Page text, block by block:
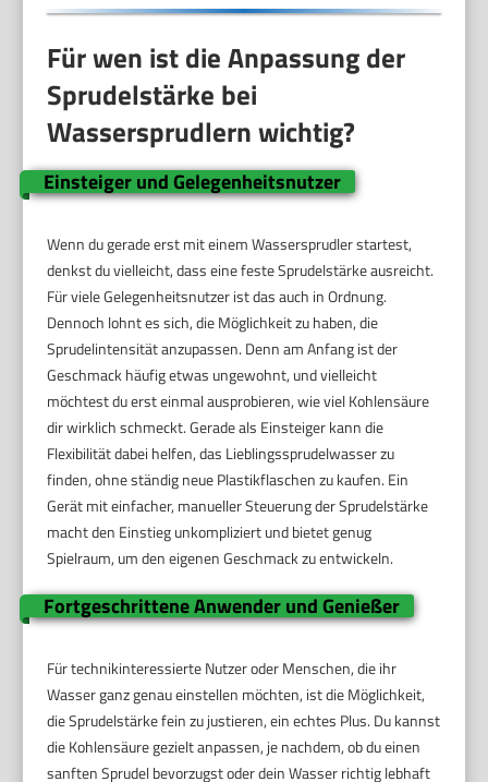
Für wen ist die Anpassung der
Sprudelstärke bei
Wassersprudlern wichtig?
Einsteiger und Gelegenheitsnutzer
Wenn du gerade erst mit einem Wassersprudler startest,
denkst du vielleicht, dass eine feste Sprudelstärke ausreicht.
Für viele Gelegenheitsnutzer ist das auch in Ordnung.
Dennoch lohnt es sich, die Möglichkeit zu haben, die
Sprudelintensität anzupassen. Denn am Anfang ist der
Geschmack häufig etwas ungewohnt, und vielleicht
möchtest du erst einmal ausprobieren, wie viel Kohlensäure
dir wirklich schmeckt. Gerade als Einsteiger kann die
Flexibilität dabei helfen, das Lieblingssprudelwasser zu
finden, ohne ständig neue Plastikflaschen zu kaufen. Ein
Gerät mit einfacher, manueller Steuerung der Sprudelstärke
macht den Einstieg unkompliziert und bietet genug
Spielraum, um den eigenen Geschmack zu entwickeln.
Fortgeschrittene Anwender und Genießer
Für technikinteressierte Nutzer oder Menschen, die ihr
Wasser ganz genau einstellen möchten, ist die Möglichkeit,
die Sprudelstärke fein zu justieren, ein echtes Plus. Du kannst
die Kohlensäure gezielt anpassen, je nachdem, ob du einen
sanften Sprudel bevorzugst oder dein Wasser richtig lebhaft